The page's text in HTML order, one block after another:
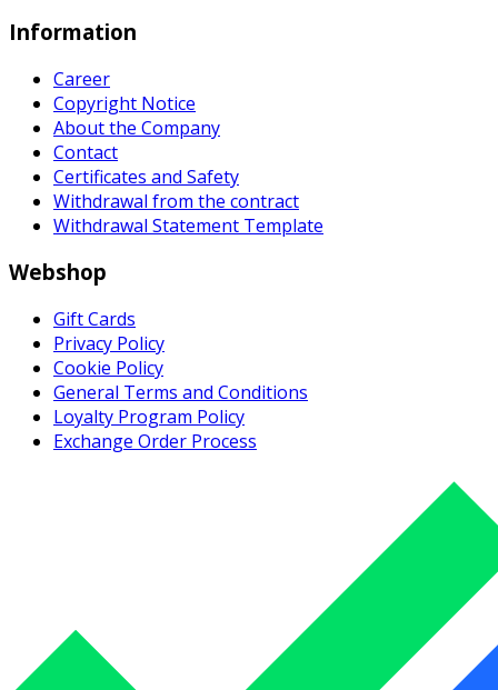
Information
Career
Copyright Notice
About the Company
Contact
Certificates and Safety
Withdrawal from the contract
Withdrawal Statement Template
Webshop
Gift Cards
Privacy Policy
Cookie Policy
General Terms and Conditions
Loyalty Program Policy
Exchange Order Process